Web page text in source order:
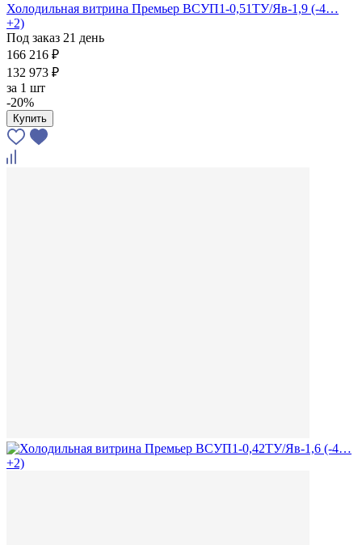
Холодильная витрина Премьер ВСУП1-0,51ТУ/Яв-1,9 (-4…
+2)
Под заказ 21 день
166 216 ₽
132 973 ₽
за 1 шт
-20%
Купить